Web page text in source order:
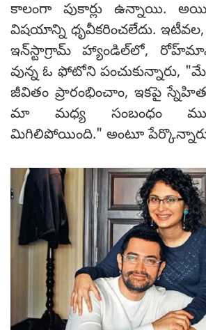
కాలంగా పుకార్లు ఉన్నాయి.
విషయాన్ని ధృవీకరించలేదు.
ఇన్‌స్టాగ్రామ్ హ్యాండిల్‌లో,
వున్న ఓ ఫోటోని పంచుకున్నారు,
జీవితం ప్రారంభించాం, ఇకపై
మా మధ్య సంబంధం
మిగిలిపోయింది." అంటూ